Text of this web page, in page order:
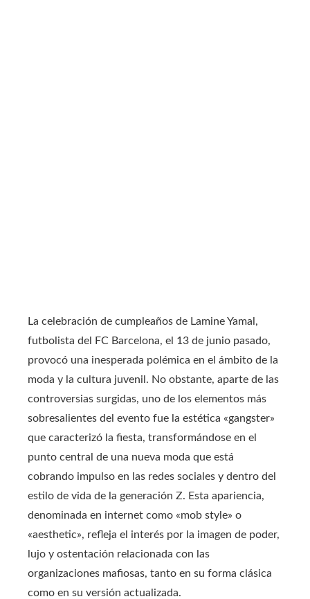
La celebración de cumpleaños de Lamine Yamal,
futbolista del FC Barcelona, el 13 de junio pasado,
provocó una inesperada polémica en el ámbito de la
moda y la cultura juvenil. No obstante, aparte de las
controversias surgidas, uno de los elementos más
sobresalientes del evento fue la estética «gangster»
que caracterizó la fiesta, transformándose en el
punto central de una nueva moda que está
cobrando impulso en las redes sociales y dentro del
estilo de vida de la generación Z. Esta apariencia,
denominada en internet como «mob style» o
«aesthetic», refleja el interés por la imagen de poder,
lujo y ostentación relacionada con las
organizaciones mafiosas, tanto en su forma clásica
como en su versión actualizada.